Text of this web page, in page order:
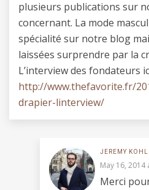
plusieurs publications sur
concernant. La mode
spécialité sur notre blog
laissées surprendre par la
L’interview des fondateurs
http://www.thefavorite.fr/
drapier-linterview/
JEREMY
May 16, 2014
Merci